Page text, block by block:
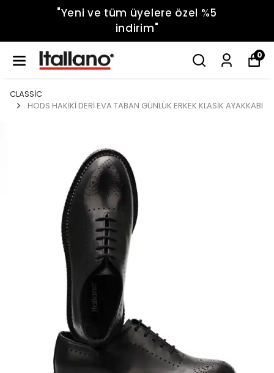
"Yeni ve tüm üyelere özel %5
indirim"
0
CLASSİC
HODS HAKİKİ DERİ EVA TABAN GÜNLÜK ERKEK KLASİK AYAKKABI